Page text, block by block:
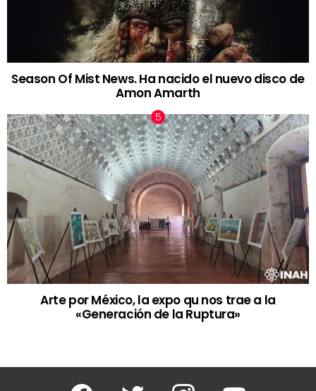
Season Of Mist News. Ha nacido el nuevo disco de
Amon Amarth
Arte por México, la expo qu nos trae a la
«Generación de la Ruptura»
Facebook Twitter Instagram